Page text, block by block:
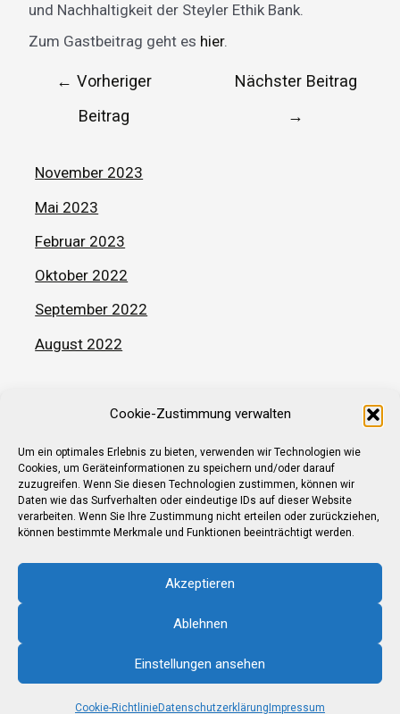
Cookie-Zustimmung verwalten
Um ein optimales Erlebnis zu bieten, verwenden wir Technologien wie
Cookies, um Geräteinformationen zu speichern und/oder darauf
zuzugreifen. Wenn Sie diesen Technologien zustimmen, können wir
Daten wie das Surfverhalten oder eindeutige IDs auf dieser Website
verarbeiten. Wenn Sie Ihre Zustimmung nicht erteilen oder zurückziehen,
können bestimmte Merkmale und Funktionen beeinträchtigt werden.
Akzeptieren
Ablehnen
Einstellungen ansehen
Cookie-RichtlinieDatenschutzerklärung Impressum
und Nachhaltigkeit der Steyler Ethik Bank.
Zum Gastbeitrag geht es hier.
← Vorheriger
Beitrag
Nächster Beitrag
→
November 2023
Mai 2023
Februar 2023
Oktober 2022
September 2022
August 2022
Neuigkeiten
Veröffentlichungen
Impressum Datenschutz